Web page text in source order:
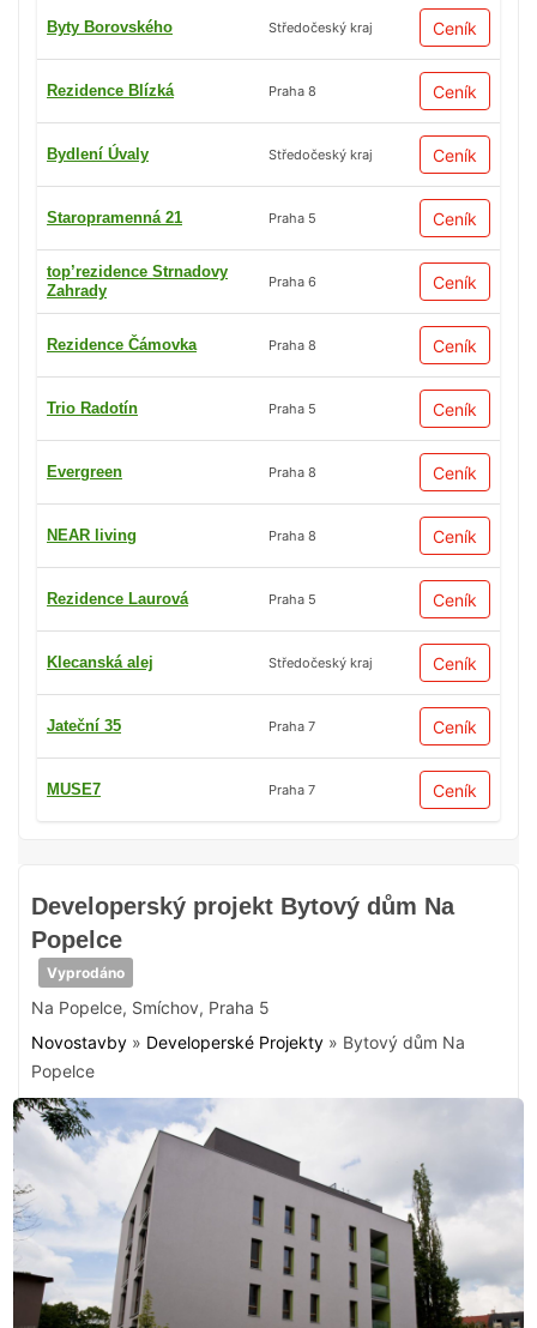
Developerský projekt Bytový dům Na
Popelce
Vyprodáno
Na Popelce, Smíchov, Praha 5
Novostavby » Developerské Projekty » Bytový dům Na
Popelce
Byty Borovského Středočeský kraj Ceník
Rezidence Blízká Praha 8 Ceník
Bydlení Úvaly Středočeský kraj Ceník
Staropramenná 21 Praha 5 Ceník
top’rezidence Strnadovy
Zahrady
Praha 6 Ceník
Rezidence Čámovka Praha 8 Ceník
Trio Radotín Praha 5 Ceník
Evergreen Praha 8 Ceník
NEAR living Praha 8 Ceník
Rezidence Laurová Praha 5 Ceník
Klecanská alej Středočeský kraj Ceník
Jateční 35 Praha 7 Ceník
MUSE7 Praha 7 Ceník